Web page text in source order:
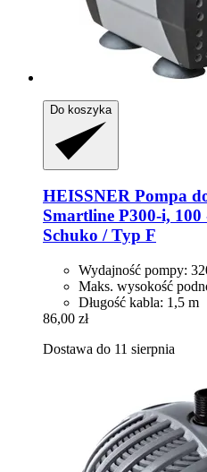
Do koszyka
HEISSNER Pompa
Smartline P300-​i,
Schuko / Typ F
Wydajność pompy:
Maks. wysokość
Długość kabla: 1,5 m
86,00 zł
Dostawa do 11 sierpnia